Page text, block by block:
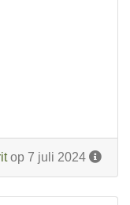
op 7 juli 2024